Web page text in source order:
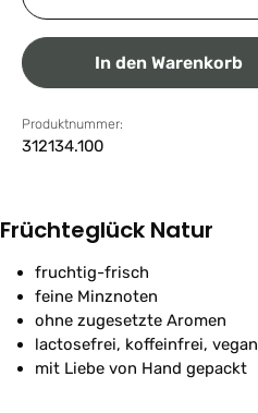
In den Warenkorb
Produktnummer:
312134.100
Früchteglück Natur
fruchtig-frisch
feine Minznoten
ohne zugesetzte Aromen
lactosefrei, koffeinfrei, vegan
mit Liebe von Hand gepackt